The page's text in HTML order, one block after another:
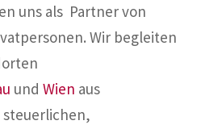
uns als Partner von
Wir begleiten
und Wien aus